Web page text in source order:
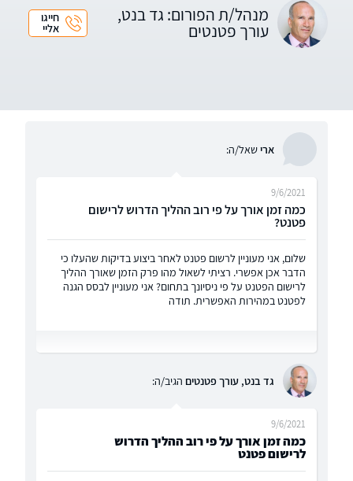
מנהל/ת הפורום: גד בנט,
עורך פטנטים
חייגו
אליי
ארישאל/ה:
כמה זמן אורך על פי רוב ההליך הדרוש לרישום
פטנט?
9/6/2021
שלום, אני מעוניין לרשום פטנט לאחר ביצוע בדיקות שהעלו כי
הדבר אכן אפשרי. רציתי לשאול מהו פרק הזמן שאורך ההליך
לרישום הפטנט על פי ניסיונך בתחום? אני מעוניין לבסס הגנה
לפטנט במהירות האפשרית. תודה
גד בנט, עורך פטנטים הגיב/ה:
כמה זמן אורך על פי רוב ההליך הדרוש
לרישום פטנט
9/6/2021